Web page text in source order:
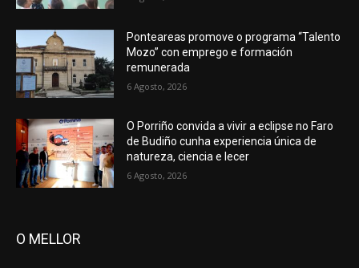
Ponteareas promove o programa “Talento
Mozo” con emprego e formación
remunerada
6 Agosto, 2026
O Porriño convida a vivir a eclipse no Faro
de Budiño cunha experiencia única de
natureza, ciencia e lecer
6 Agosto, 2026
O MELLOR